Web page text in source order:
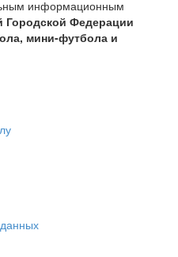
информационным
Городской Федерации
мини-футбола и